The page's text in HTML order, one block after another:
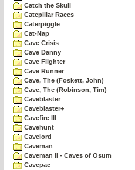
Catch the Skull
Catepillar Races
Caterpiggle
Cat-Nap
Cave Crisis
Cave Danny
Cave Flighter
Cave Runner
Cave, The (Foskett, John)
Cave, The (Robinson, Tim)
Caveblaster
Caveblaster+
Cavefire III
Cavehunt
Cavelord
Caveman
Caveman II - Caves of Osum
Cavepac